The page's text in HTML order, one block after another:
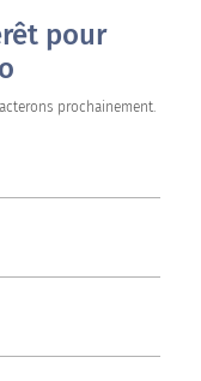
pour
prochainement.